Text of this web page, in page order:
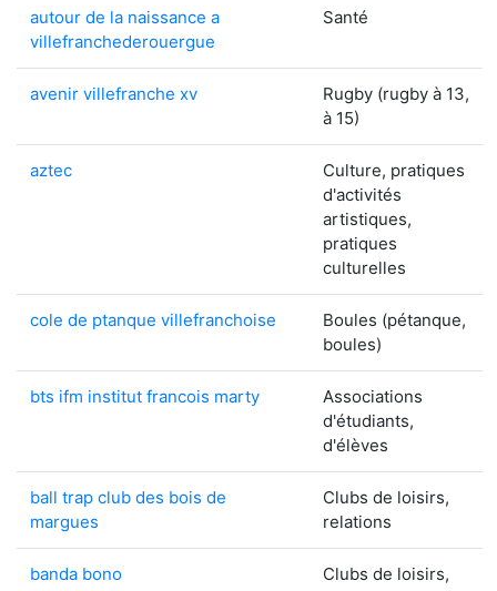
autour de la naissance a
villefranchederouergue
Santé
avenir villefranche xv
Rugby (rugby à 13,
à 15)
aztec
Culture, pratiques
d'activités
artistiques,
pratiques
culturelles
cole de ptanque villefranchoise
Boules (pétanque,
boules)
bts ifm institut francois marty
Associations
d'étudiants,
d'élèves
ball trap club des bois de
margues
Clubs de loisirs,
relations
banda bono
Clubs de loisirs,